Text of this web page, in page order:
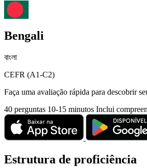
Bengali
বাংলা
CEFR (A1-C2)
Faça uma avaliação rápida para descobrir
40 perguntas 10-15 minutos Inclui
Estrutura de proficiência